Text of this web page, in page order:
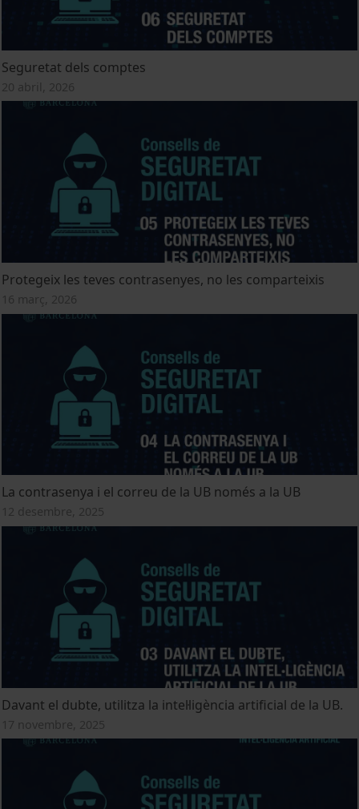
Seguretat dels comptes
20 abril, 2026
Protegeix les teves contrasenyes, no les comparteixis
16 març, 2026
La contrasenya i el correu de la UB només a la UB
12 desembre, 2025
Davant el dubte, utilitza la intel·ligència artificial de la UB.
17 novembre, 2025